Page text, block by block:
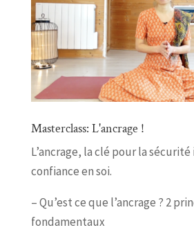
Masterclass: L'ancrage !
L’ancrage, la clé pour la
confiance en soi.
– Qu’est ce que l’ancrage ? 2
fondamentaux